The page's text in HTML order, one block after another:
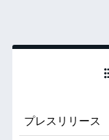
プレスリリース